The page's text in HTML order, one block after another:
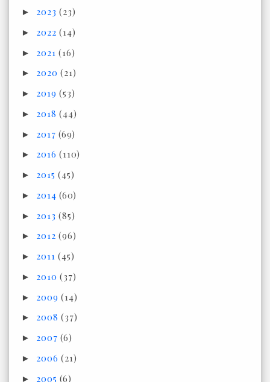
► 2023(23)
► 2022(14)
► 2021(16)
► 2020(21)
► 2019(53)
► 2018(44)
► 2017(69)
► 2016(110)
► 2015(45)
► 2014(60)
► 2013(85)
► 2012(96)
► 2011(45)
► 2010(37)
► 2009(14)
► 2008(37)
► 2007(6)
► 2006(21)
► 2005(6)